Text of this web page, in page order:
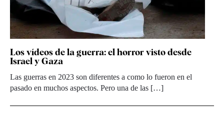
Los vídeos de la guerra: el horror visto desde
Israel y Gaza
Las guerras en 2023 son diferentes a como lo fueron en el
pasado en muchos aspectos. Pero una de las […]